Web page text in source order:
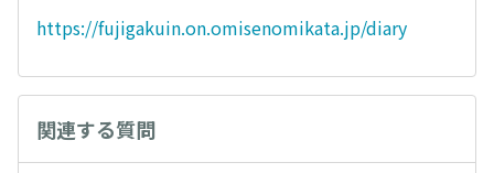
https://fujigakuin.on.omisenomikata.jp/diary
関連する質問